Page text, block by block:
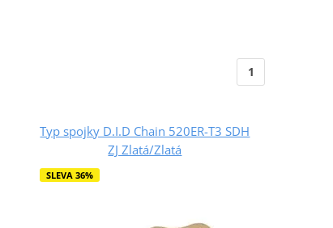
1
Typ spojky D.I.D Chain 520ER-T3 SDH
ZJ Zlatá/Zlatá
SLEVA 36%